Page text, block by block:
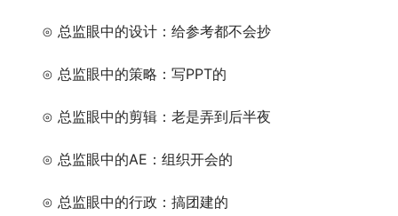
⊙ 总监眼中的设计：给参考都不会抄
⊙ 总监眼中的策略：写PPT的
⊙ 总监眼中的剪辑：老是弄到后半夜
⊙ 总监眼中的AE：组织开会的
⊙ 总监眼中的行政：搞团建的